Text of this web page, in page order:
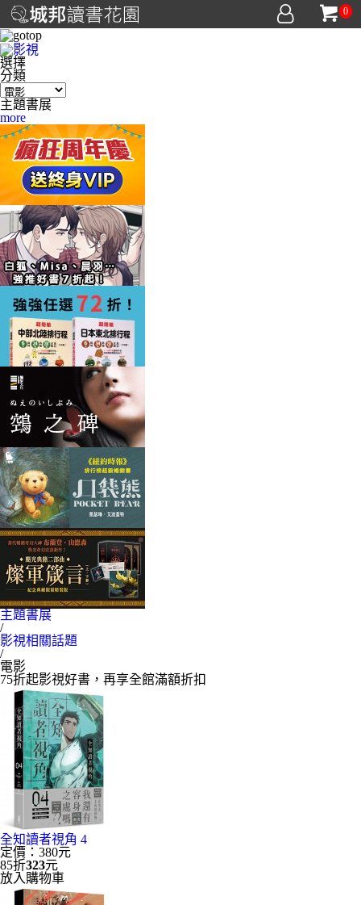
0
選擇
分類
主題書展
more
主題書展
/
影視相關話題
/
電影
75折起影視好書，再享全館滿額折扣
全知讀者視角 4
定價：380元
85折323元
放入購物車